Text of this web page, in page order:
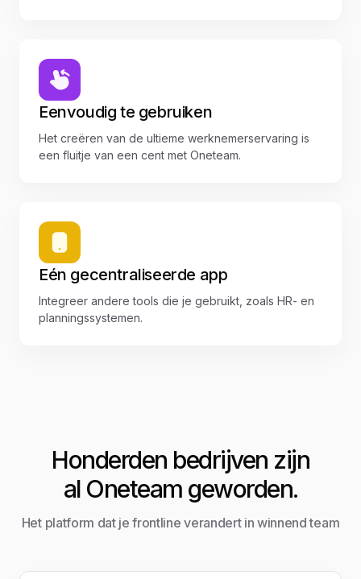
Eenvoudig te gebruiken
Het creëren van de ultieme werknemerservaring is
een fluitje van een cent met Oneteam.
Eén gecentraliseerde app
Integreer andere tools die je gebruikt, zoals HR- en
planningssystemen.
Honderden bedrijven zijn
al Oneteam geworden.
Het platform dat je frontline verandert in winnend team